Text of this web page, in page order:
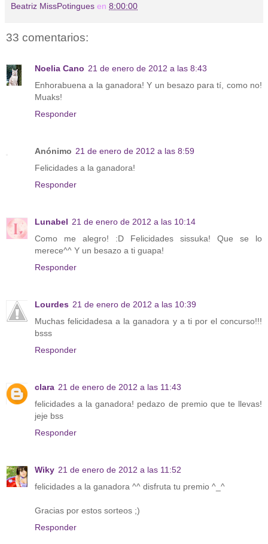
Beatriz MissPotingues en 8:00:00
33 comentarios:
Noelia Cano 21 de enero de 2012 a las 8:43
Enhorabuena a la ganadora! Y un besazo para tí, como no!
Muaks!
Responder
Anónimo 21 de enero de 2012 a las 8:59
Felicidades a la ganadora!
Responder
Lunabel 21 de enero de 2012 a las 10:14
Como me alegro! :D Felicidades sissuka! Que se lo
merece^^ Y un besazo a ti guapa!
Responder
Lourdes 21 de enero de 2012 a las 10:39
Muchas felicidadesa a la ganadora y a ti por el concurso!!!
bsss
Responder
clara 21 de enero de 2012 a las 11:43
felicidades a la ganadora! pedazo de premio que te llevas!
jeje bss
Responder
Wiky 21 de enero de 2012 a las 11:52
felicidades a la ganadora ^^ disfruta tu premio ^_^
Gracias por estos sorteos ;)
Responder